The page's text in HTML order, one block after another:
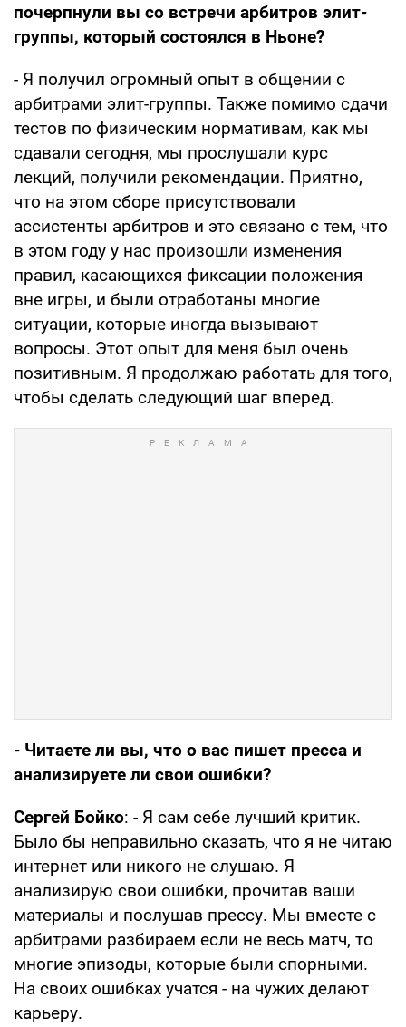
почерпнули вы со встречи арбитров элит-
группы, который состоялся в Ньоне?
- Я получил огромный опыт в общении с
арбитрами элит-группы. Также помимо сдачи
тестов по физическим нормативам, как мы
сдавали сегодня, мы прослушали курс
лекций, получили рекомендации. Приятно,
что на этом сборе присутствовали
ассистенты арбитров и это связано с тем, что
в этом году у нас произошли изменения
правил, касающихся фиксации положения
вне игры, и были отработаны многие
ситуации, которые иногда вызывают
вопросы. Этот опыт для меня был очень
позитивным. Я продолжаю работать для того,
чтобы сделать следующий шаг вперед.
- Читаете ли вы, что о вас пишет пресса и
анализируете ли свои ошибки?
Сергей Бойко: - Я сам себе лучший критик.
Было бы неправильно сказать, что я не читаю
интернет или никого не слушаю. Я
анализирую свои ошибки, прочитав ваши
материалы и послушав прессу. Мы вместе с
арбитрами разбираем если не весь матч, то
многие эпизоды, которые были спорными.
На своих ошибках учатся - на чужих делают
карьеру.